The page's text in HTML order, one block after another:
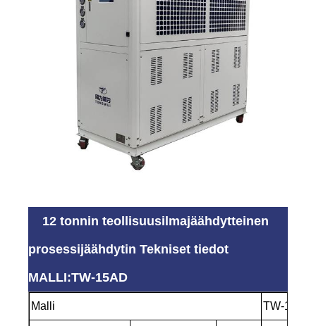
12 tonnin teollisuusilmajäähdytteinen
prosessijäähdytin Tekniset tiedot
MALLI:TW-15AD
Malli TW-15AD